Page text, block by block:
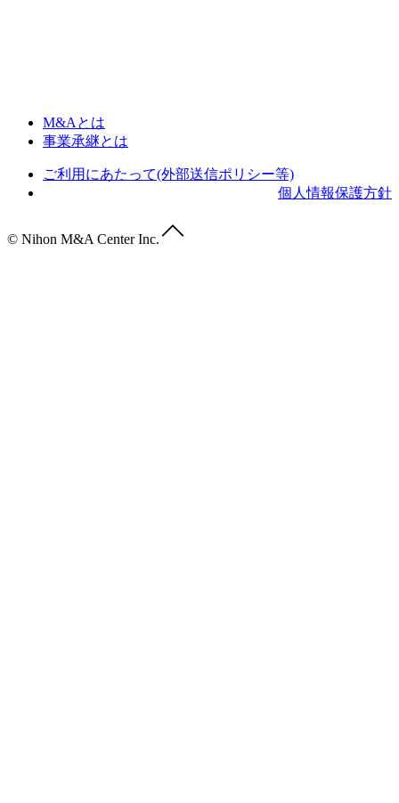
M&Aとは
事業承継とは
ご利用にあたって(外部送信ポリシー等)
個人情報保護方針
© Nihon M&A Center Inc.